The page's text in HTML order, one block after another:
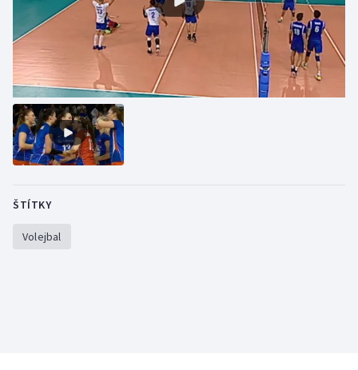
Short track
Sportovní střelba
Stolní tenis
Triatlon
Vodní slalom
ŠTÍTKY
Volejbal